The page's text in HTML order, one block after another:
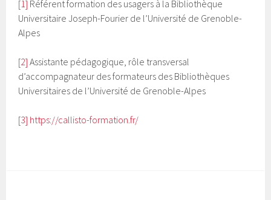
[1] Référent formation des usagers à la Bibliothèque
Universitaire Joseph-Fourier de l’Université de Grenoble-
Alpes
[2] Assistante pédagogique, rôle transversal
d’accompagnateur des formateurs des Bibliothèques
Universitaires de l’Université de Grenoble-Alpes
[3] https://callisto-formation.fr/